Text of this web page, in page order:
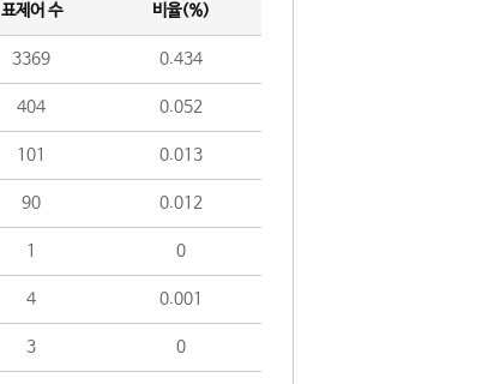
표제어 수 비율(%)
3369 0.434
404 0.052
101 0.013
90 0.012
1 0
4 0.001
3 0